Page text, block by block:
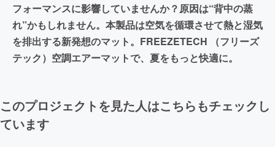
フォーマンスに影響していませんか？原因は“背中の蒸
れ”かもしれません。本製品は空気を循環させて熱と湿気
を排出する新発想のマット。FREEZETECH （フリーズ
テック）空調エアーマットで、夏をもっと快適に。
このプロジェクトを見た人はこちらもチェックし
ています